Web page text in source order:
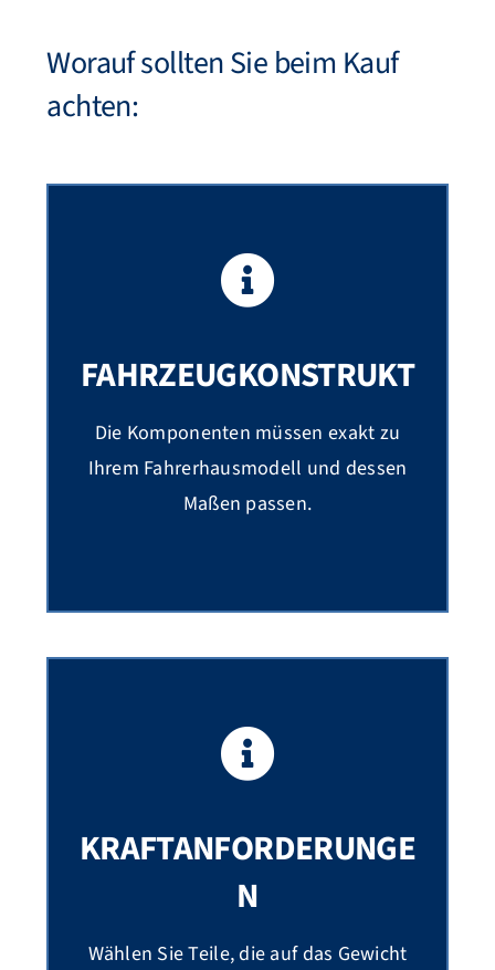
Worauf sollten Sie beim Kauf
achten:
FAHRZEUGKONSTRUKT
Die Komponenten müssen exakt zu
Ihrem Fahrerhausmodell und dessen
Maßen passen.
KRAFTANFORDERUNGE
N
Wählen Sie Teile, die auf das Gewicht